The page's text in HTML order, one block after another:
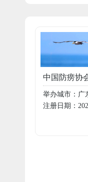
举办城市：广
注册日期：